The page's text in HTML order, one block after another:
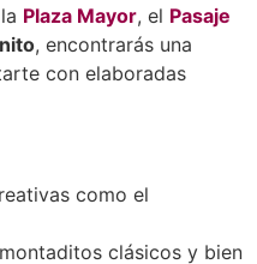
Plaza Mayor, el Pasaje
, encontrarás una
con elaboradas
como el
clásicos y bien